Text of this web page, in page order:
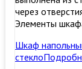
через
Элементы
Шкаф
стекло